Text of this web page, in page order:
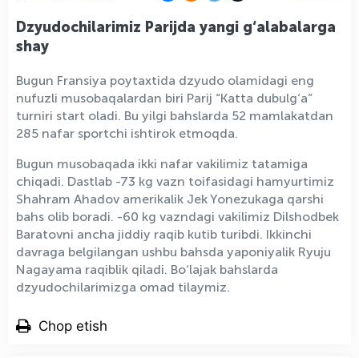
Dzyudochilarimiz Parijda yangi g‘alabalarga
shay
Bugun Fransiya poytaxtida dzyudo olamidagi eng
nufuzli musobaqalardan biri Parij “Katta dubulg‘a”
turniri start oladi. Bu yilgi bahslarda 52 mamlakatdan
285 nafar sportchi ishtirok etmoqda.
Bugun musobaqada ikki nafar vakilimiz tatamiga
chiqadi. Dastlab -73 kg vazn toifasidagi hamyurtimiz
Shahram Ahadov amerikalik Jek Yonezukaga qarshi
bahs olib boradi. -60 kg vazndagi vakilimiz Dilshodbek
Baratovni ancha jiddiy raqib kutib turibdi. Ikkinchi
davraga belgilangan ushbu bahsda yaponiyalik Ryuju
Nagayama raqiblik qiladi. Bo‘lajak bahslarda
dzyudochilarimizga omad tilaymiz.
Chop etish